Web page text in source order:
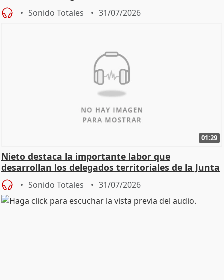
oposición
Sonido Totales 31/07/2026
01:29
Nieto destaca la importante labor que
desarrollan los delegados territoriales de la Junta
Sonido Totales 31/07/2026